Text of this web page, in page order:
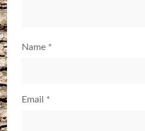
Name *
Email *